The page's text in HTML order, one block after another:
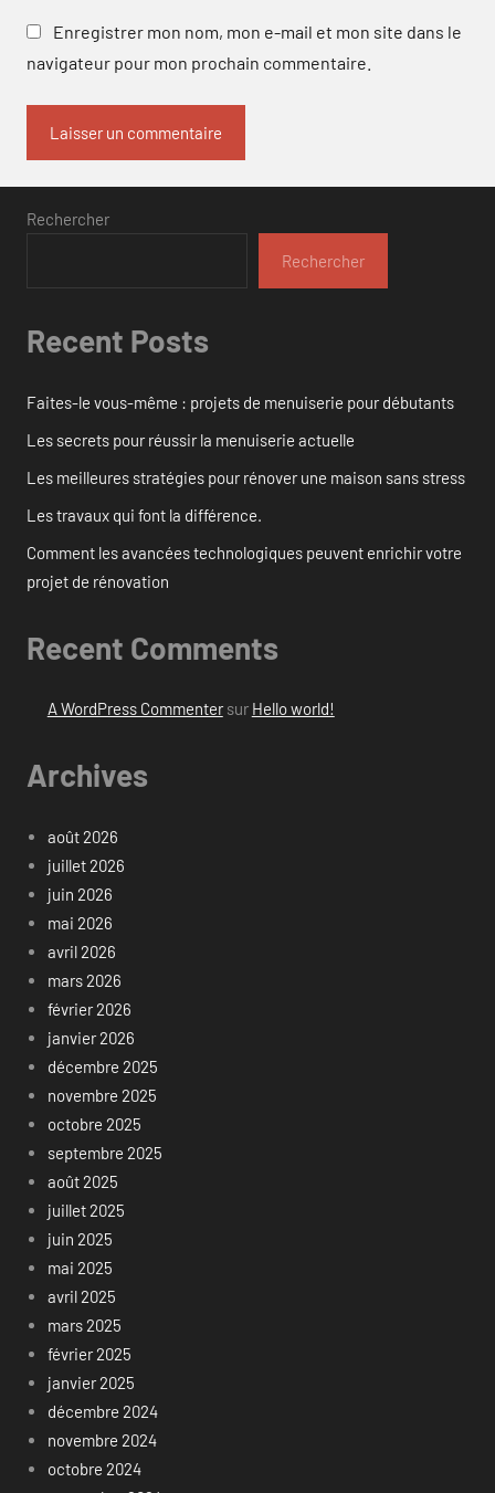
Enregistrer mon nom, mon e-mail et mon site dans le
navigateur pour mon prochain commentaire.
Rechercher
Rechercher
Recent Posts
Faites-le vous-même : projets de menuiserie pour débutants
Les secrets pour réussir la menuiserie actuelle
Les meilleures stratégies pour rénover une maison sans stress
Les travaux qui font la différence.
Comment les avancées technologiques peuvent enrichir votre
projet de rénovation
Recent Comments
A WordPress Commentersur Hello world!
Archives
août 2026
juillet 2026
juin 2026
mai 2026
avril 2026
mars 2026
février 2026
janvier 2026
décembre 2025
novembre 2025
octobre 2025
septembre 2025
août 2025
juillet 2025
juin 2025
mai 2025
avril 2025
mars 2025
février 2025
janvier 2025
décembre 2024
novembre 2024
octobre 2024